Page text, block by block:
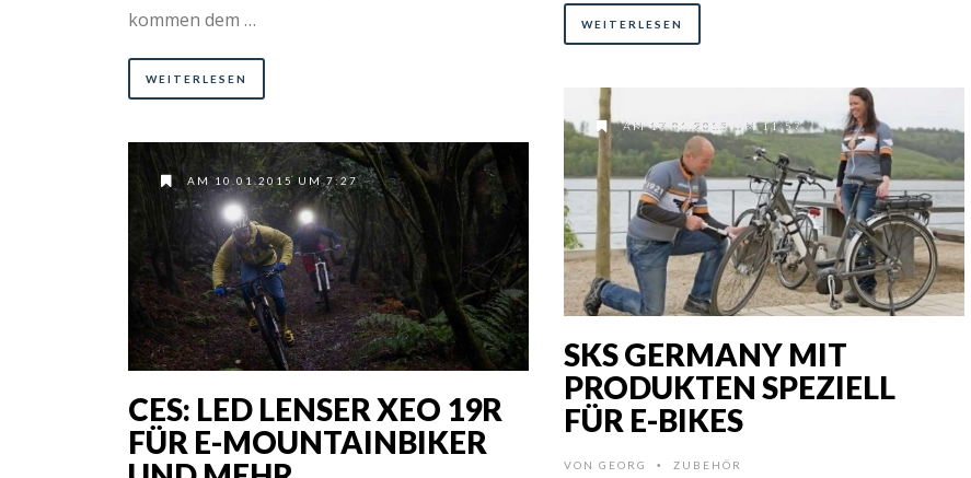
WEITERLESEN
kommen dem …
WEITERLESEN
AM 17.01.2015 UM 11:57
SKS GERMANY MIT
PRODUKTEN SPEZIELL
FÜR E-BIKES
VON GEORG • ZUBEHÖR
AM 10.01.2015 UM 7:27
CES: LED LENSER XEO 19R
FÜR E-MOUNTAINBIKER